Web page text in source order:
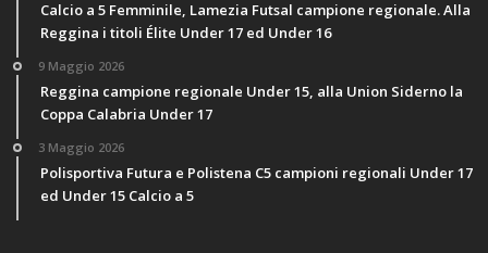
Calcio a 5 Femminile, Lamezia Futsal campione regionale. Alla
Reggina i titoli Élite Under 17 ed Under 16
9 Maggio 2026
Reggina campione regionale Under 15, alla Union Siderno la
Coppa Calabria Under 17
3 Maggio 2026
Polisportiva Futura e Polistena C5 campioni regionali Under 17
ed Under 15 Calcio a 5